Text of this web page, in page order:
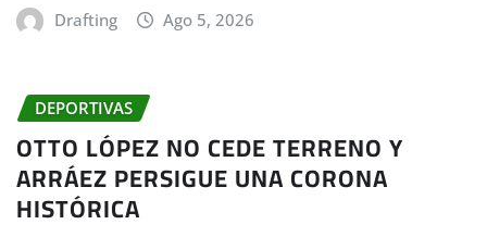
Drafting Ago 5, 2026
DEPORTIVAS
OTTO LÓPEZ NO CEDE TERRENO Y
ARRÁEZ PERSIGUE UNA CORONA
HISTÓRICA